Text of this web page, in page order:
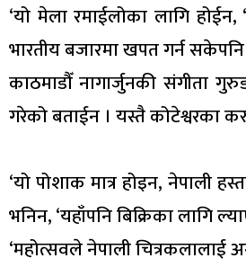
‘यो मेला रमाईलोका लागि
भारतीय बजारमा खपत गर्न
काठमाडौँ नागार्जुनकी संगीता
गरेको बताईन । यस्तै कोटेश्वरका
‘यो पोशाक मात्र होइन, नेपाली
भनिन, ‘यहाँपनि बिक्रिका लागि
‘महोत्सवले नेपाली चित्रकलालाई